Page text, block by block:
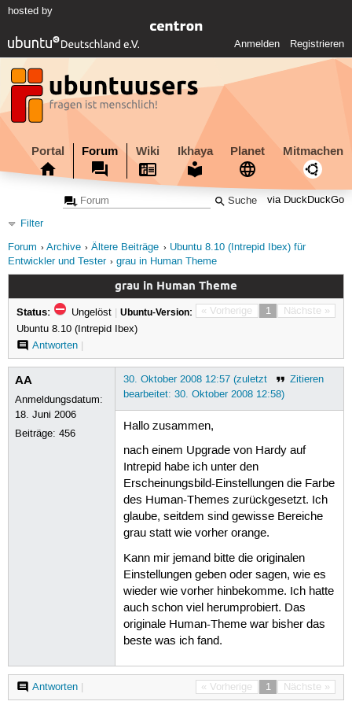
hosted by
Anmelden Registrieren
Portal Forum Wiki Ikhaya Planet Mitmachen
via DuckDuckGo
Filter
Forum
Archive Ältere Beiträge
Ubuntu 8.10 (Intrepid Ibex) für
Entwickler und Tester
grau in Human Theme
grau in Human Theme
« Vorherige 1 Nächste »
Status: Ungelöst | Ubuntu-Version:
Ubuntu 8.10 (Intrepid Ibex)
Antworten|
AA
Anmeldungsdatum:
18. Juni 2006
Beiträge:456
Zitieren
30. Oktober 2008 12:57 (zuletzt
bearbeitet: 30. Oktober 2008 12:58)
Hallo zusammen,
nach einem Upgrade von Hardy auf
Intrepid habe ich unter den
Erscheinungsbild-Einstellungen die Farbe
des Human-Themes zurückgesetzt. Ich
glaube, seitdem sind gewisse Bereiche
grau statt wie vorher orange.
Kann mir jemand bitte die originalen
Einstellungen geben oder sagen, wie es
wieder wie vorher hinbekomme. Ich hatte
auch schon viel herumprobiert. Das
originale Human-Theme war bisher das
beste was ich fand.
« Vorherige 1 Nächste »
Antworten|